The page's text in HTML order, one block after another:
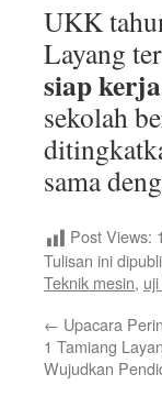
UKK
Layang
siap
sekolah
sama
Post Views:
Tulisan ini
Teknik mesin,
← Upacara
1 Tamiang
Wujudkan